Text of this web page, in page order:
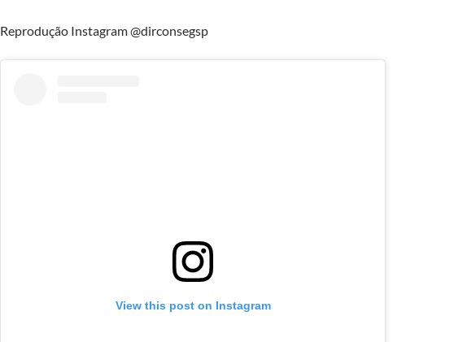
Reprodução Instagram @dirconsegsp
View this post on Instagram